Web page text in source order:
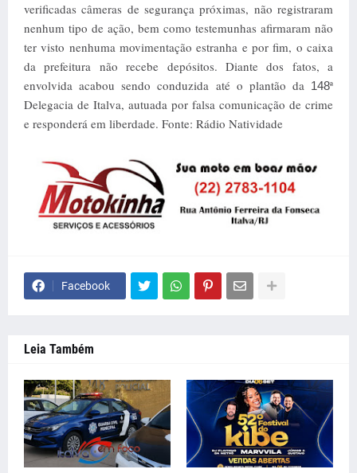
verificadas câmeras de segurança próximas, não registraram
nenhum tipo de ação, bem como testemunhas afirmaram não
ter visto nenhuma movimentação estranha e por fim, o caixa
da prefeitura não recebe depósitos. Diante dos fatos, a
envolvida acabou sendo conduzida até o plantão da 148ª
Delegacia de Italva, autuada por falsa comunicação de crime
e responderá em liberdade. Fonte: Rádio Natividade
Facebook
Leia Também